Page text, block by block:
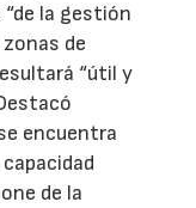
la gestión
de
“útil y
encuentra
de la